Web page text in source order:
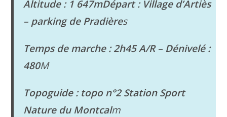
Altitude : 1 647mDépart : Village d’Artiès
– parking de Pradières
Temps de marche : 2h45 A/R – Dénivelé :
480M
Topoguide : topo n°2 Station Sport
Nature du Montcalm